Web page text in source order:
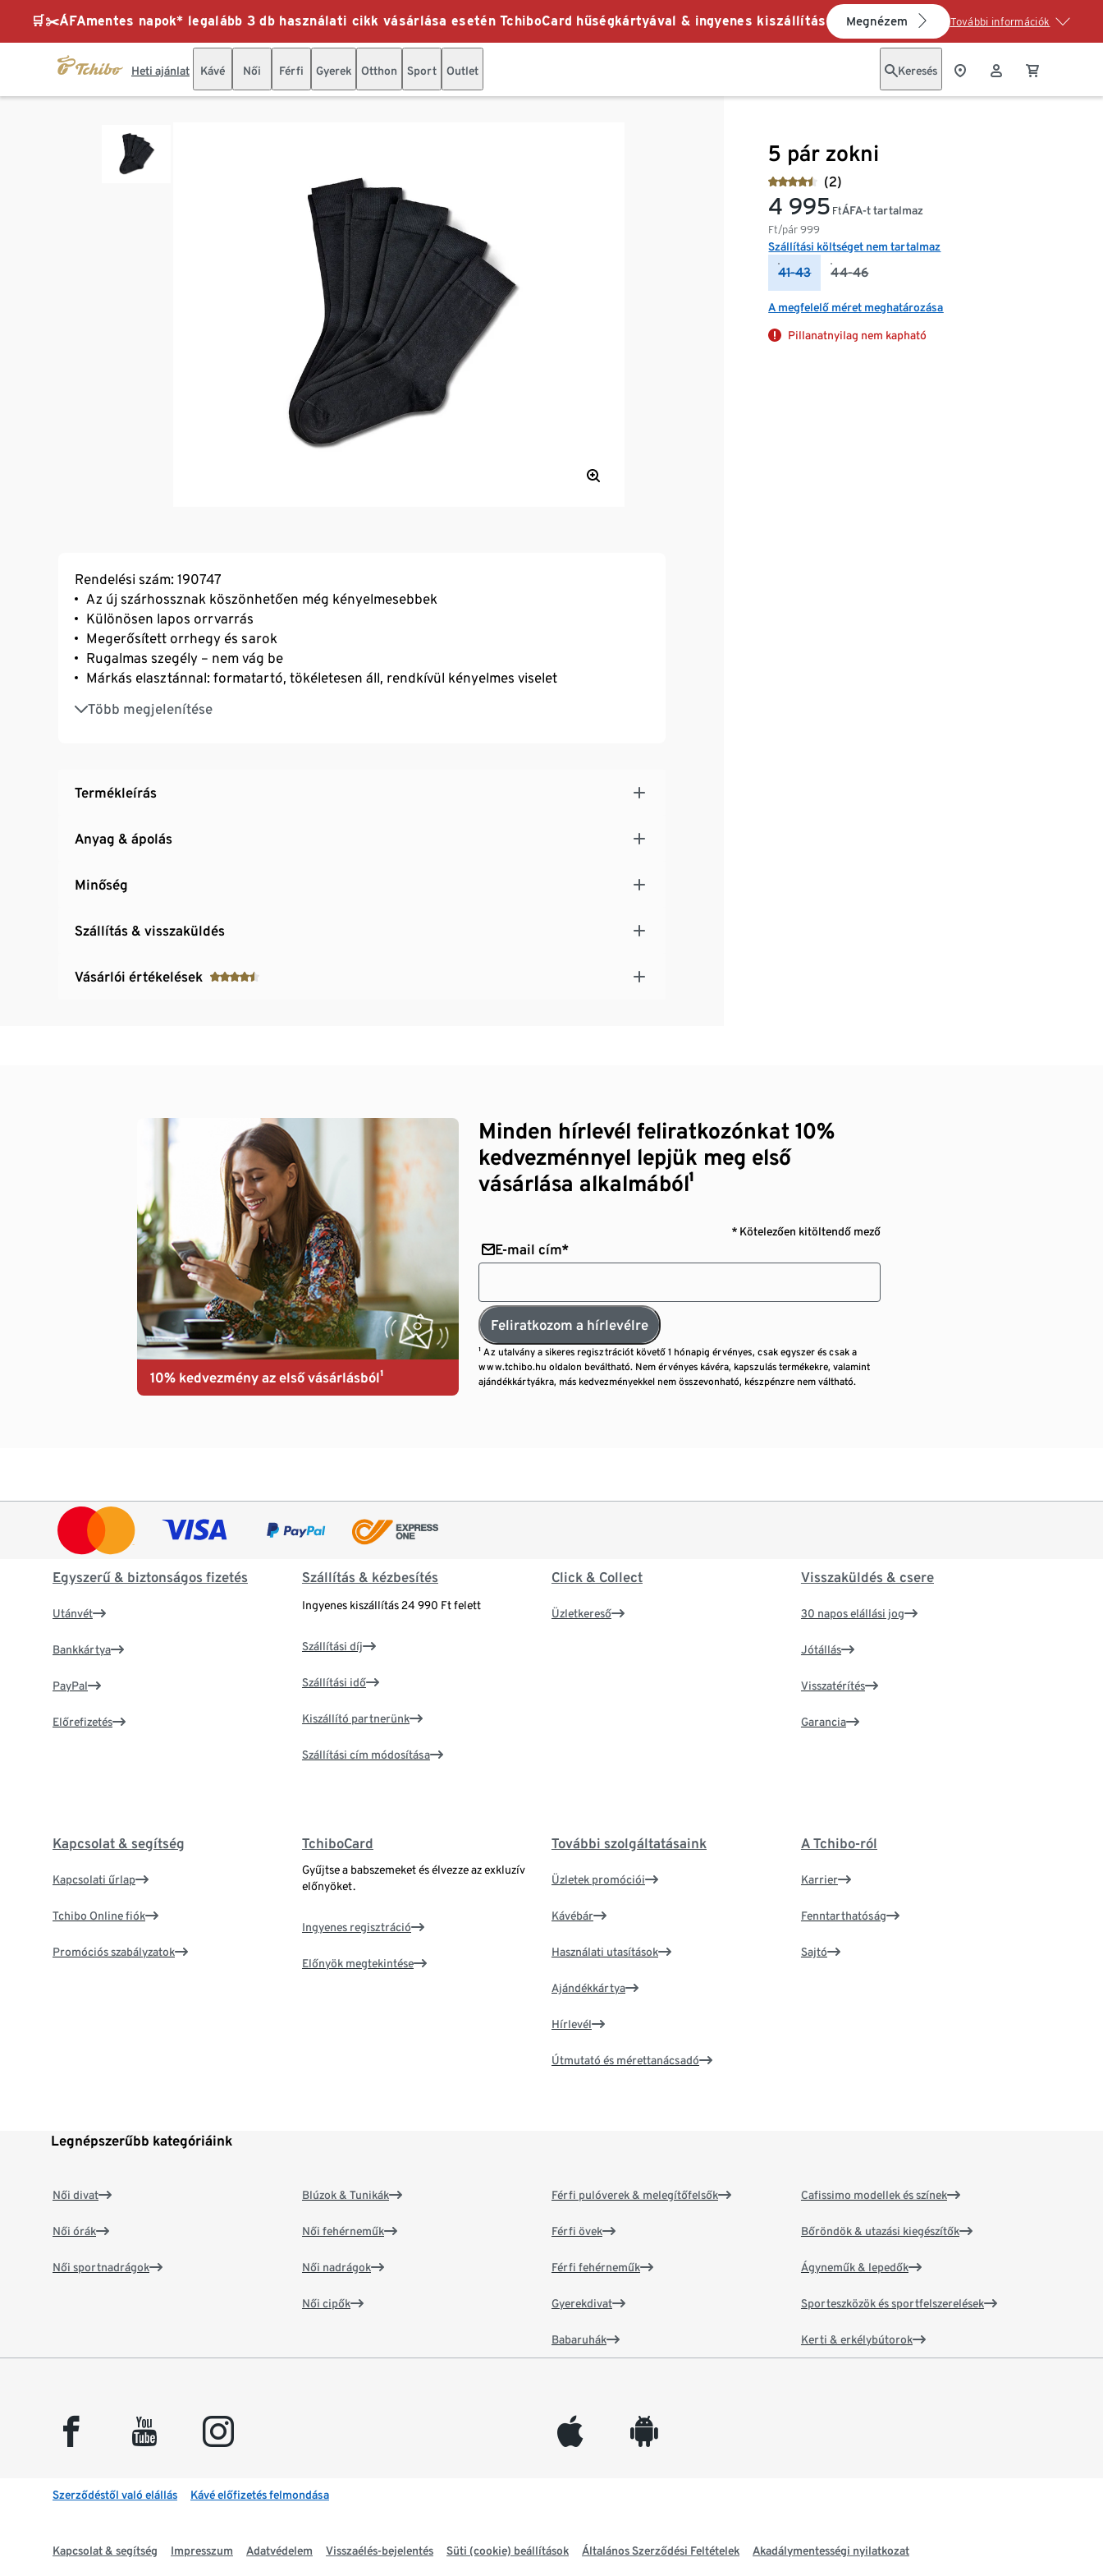
🛒✂️ÁFAmentes napok* legalább 3 db használati cikk vásárlása esetén TchiboCard hűségkártyával & ingyenes kiszállítás Megnézem További információk
Heti ajánlat Kávé Női Férfi Gyerek Otthon Sport Outlet Keresés
5 pár zokni
(2)
4 995 Ft
Ft/pár999
ÁFA-t tartalmaz
Szállítási költséget nem tartalmaz
41-43 44-46
A megfelelő méret meghatározása
Pillanatnyilag nem kapható
Rendelési szám: 190747
Az új szárhossznak köszönhetően még kényelmesebbek
Különösen lapos orrvarrás
Megerősített orrhegy és sarok
Rugalmas szegély – nem vág be
Márkás elasztánnal: formatartó, tökéletesen áll, rendkívül kényelmes viselet
Több megjelenítése
Pamut
Termékleírás
Anyag & ápolás
Minőség
Szállítás & visszaküldés
Vásárlói értékelések
10% kedvezmény az első vásárlásból¹
Minden hírlevél feliratkozónkat 10%
kedvezménnyel lepjük meg első
vásárlása alkalmából¹
* Kötelezően kitöltendő mező
E-mail cím*
Feliratkozom a hírlevélre
¹ Az utalvány a sikeres regisztrációt követő 1 hónapig érvényes, csak egyszer és csak a
www.tchibo.hu oldalon beváltható. Nem érvényes kávéra, kapszulás termékekre, valamint
ajándékkártyákra, más kedvezményekkel nem összevonható, készpénzre nem váltható.
Egyszerű & biztonságos fizetés
Utánvét
Bankkártya
PayPal
Előrefizetés
Szállítás & kézbesítés
Ingyenes kiszállítás 24 990 Ft felett
Szállítási díj
Szállítási idő
Kiszállító partnerünk
Szállítási cím módosítása
Click & Collect
Üzletkereső
Visszaküldés & csere
30 napos elállási jog
Jótállás
Visszatérítés
Garancia
Kapcsolat & segítség
Kapcsolati űrlap
Tchibo Online fiók
Promóciós szabályzatok
TchiboCard
Gyűjtse a babszemeket és élvezze az exkluzív
előnyöket.
Ingyenes regisztráció
Előnyök megtekintése
További szolgáltatásaink
Üzletek promóciói
Kávébár
Használati utasítások
Ajándékkártya
Hírlevél
Útmutató és mérettanácsadó
A Tchibo-ról
Karrier
Fenntarthatóság
Sajtó
Legnépszerűbb kategóriáink
Női divat
Női órák
Női sportnadrágok
Blúzok & Tunikák
Női fehérneműk
Női nadrágok
Női cipők
Férfi pulóverek & melegítőfelsők
Férfi övek
Férfi fehérneműk
Gyerekdivat
Babaruhák
Cafissimo modellek és színek
Bőröndök & utazási kiegészítők
Ágyneműk & lepedők
Sporteszközök és sportfelszerelések
Kerti & erkélybútorok
facebook youtube instagram appleinc android
Szerződéstől való elállás Kávé előfizetés felmondása
Kapcsolat & segítség Impresszum Adatvédelem Visszaélés-bejelentés Süti (cookie) beállítások Általános Szerződési Feltételek Akadálymentességi nyilatkozat